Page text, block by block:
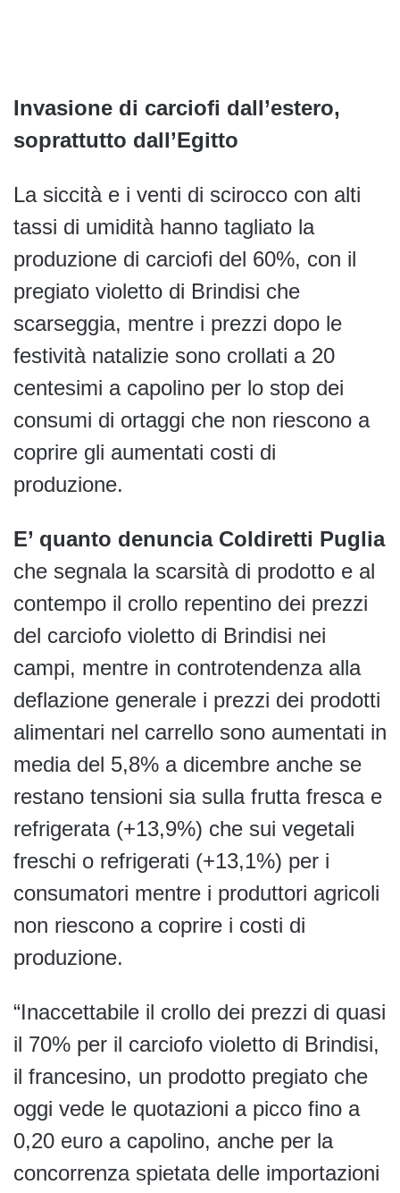
Invasione di carciofi dall’estero,
soprattutto dall’Egitto
La siccità e i venti di scirocco con alti
tassi di umidità hanno tagliato la
produzione di carciofi del 60%, con il
pregiato violetto di Brindisi che
scarseggia, mentre i prezzi dopo le
festività natalizie sono crollati a 20
centesimi a capolino per lo stop dei
consumi di ortaggi che non riescono a
coprire gli aumentati costi di
produzione.
E’ quanto denuncia Coldiretti Puglia
che segnala la scarsità di prodotto e al
contempo il crollo repentino dei prezzi
del carciofo violetto di Brindisi nei
campi, mentre in controtendenza alla
deflazione generale i prezzi dei prodotti
alimentari nel carrello sono aumentati in
media del 5,8% a dicembre anche se
restano tensioni sia sulla frutta fresca e
refrigerata (+13,9%) che sui vegetali
freschi o refrigerati (+13,1%) per i
consumatori mentre i produttori agricoli
non riescono a coprire i costi di
produzione.
“Inaccettabile il crollo dei prezzi di quasi
il 70% per il carciofo violetto di Brindisi,
il francesino, un prodotto pregiato che
oggi vede le quotazioni a picco fino a
0,20 euro a capolino, anche per la
concorrenza spietata delle importazioni